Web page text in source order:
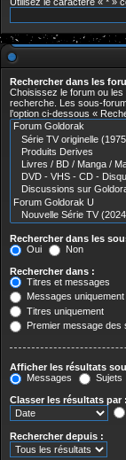
Utilisez le caractère « * »
Rechercher dans les
Choisissez le forum ou
recherche. Les sous-
l’option ci-dessous «
Rechercher dans les
Oui
Non
Rechercher dans :
Titres et messages
Messages uniquement
Titres uniquement
Premier message des
Afficher les résultats
Messages
Sujets
Classer les résultats par :
Rechercher depuis :